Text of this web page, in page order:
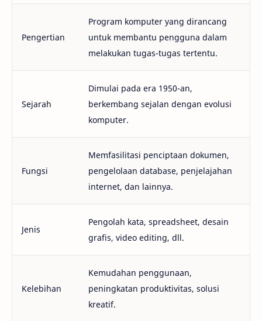
Pengertian
Program komputer yang dirancang
untuk membantu pengguna dalam
melakukan tugas-tugas tertentu.
Sejarah
Dimulai pada era 1950-an,
berkembang sejalan dengan evolusi
komputer.
Fungsi
Memfasilitasi penciptaan dokumen,
pengelolaan database, penjelajahan
internet, dan lainnya.
Jenis
Pengolah kata, spreadsheet, desain
grafis, video editing, dll.
Kelebihan
Kemudahan penggunaan,
peningkatan produktivitas, solusi
kreatif.